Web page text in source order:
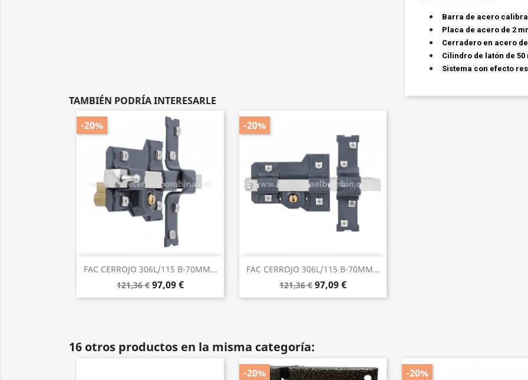
Barra de acero
Placa de acero de 2
Cerradero en acero
Cilindro de latón de
Sistema con efecto
TAMBIÉN PODRÍA INTERESARLE
FAC CERROJO 306L/115 B-70MM...
121,36 € 97,09 €
-20%
Vista rápida
FAC CERROJO 306L/115 B-70MM...
121,36 € 97,09 €
-20%
Vista rápida
16 otros productos en la misma categoría:
-20% -20%